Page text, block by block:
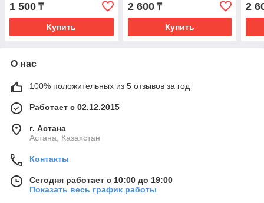
1 500 ₸
Купить
2 600₸
Купить
2
О нас
100% положительных из 5 отзывов за год
Работает с 02.12.2015
г. Астана
Астана, Казахстан
Контакты
Сегодня работает с 10:00 до 19:00
Показать весь график работы